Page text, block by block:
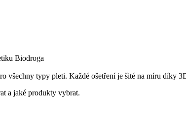
Biodroga
všechny typy pleti. Každé ošetření je šité na míru díky
a jaké produkty vybrat.